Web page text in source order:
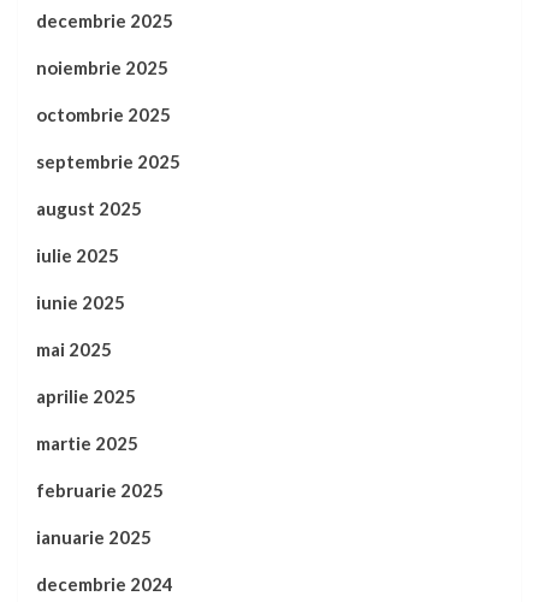
decembrie 2025
noiembrie 2025
octombrie 2025
septembrie 2025
august 2025
iulie 2025
iunie 2025
mai 2025
aprilie 2025
martie 2025
februarie 2025
ianuarie 2025
decembrie 2024